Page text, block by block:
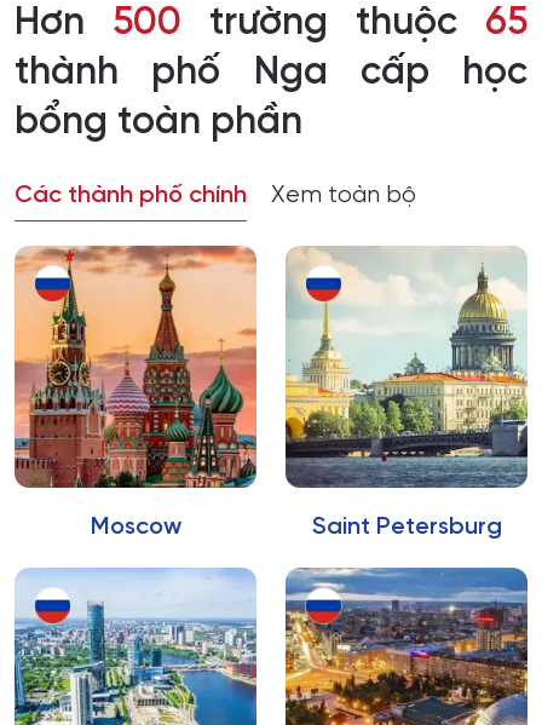
Hơn 500 trường thuộc 65
thành phố Nga cấp học
bổng toàn phần
Các thành phố chính Xem toàn bộ
Moscow Saint Petersburg